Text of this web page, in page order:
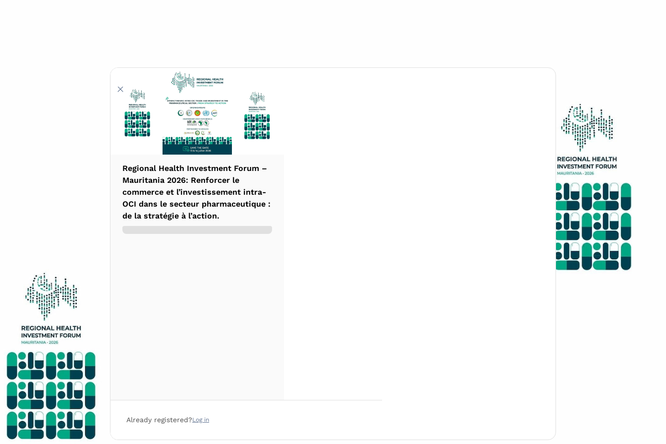
Registration
Already registered?Log in
Regional Health Investment Forum –
Mauritania 2026: Renforcer le
commerce et l’investissement intra-
OCI dans le secteur pharmaceutique :
de la stratégie à l’action.